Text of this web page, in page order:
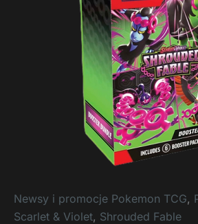
Newsy i promocje Pokemon TCG,
Scarlet & Violet, Shrouded Fable